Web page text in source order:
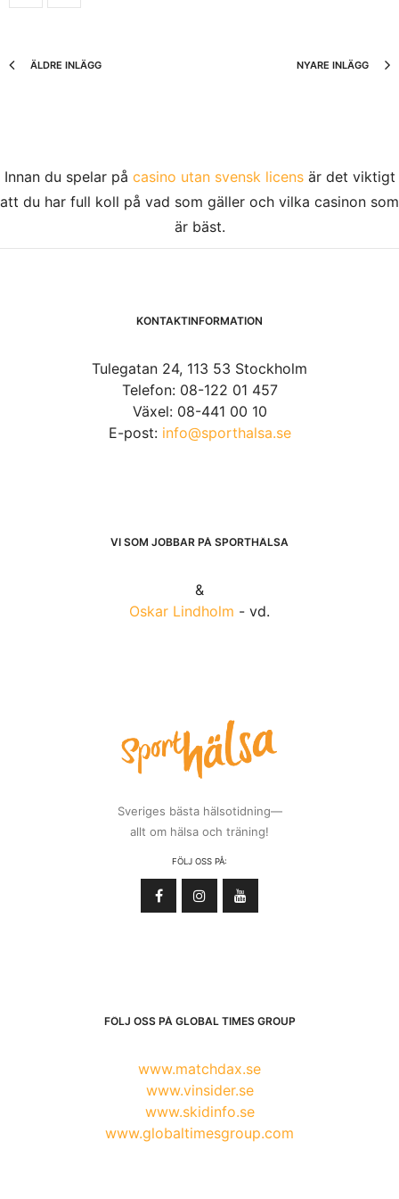
ÄLDRE INLÄGG NYARE INLÄGG
Innan du spelar på casino utan svensk licensär det viktigt
att du har full koll på vad som gäller och vilka casinon som
är bäst.
KONTAKTINFORMATION
Tulegatan 24, 113 53 Stockholm
Telefon: 08-122 01 457
Växel: 08-441 00 10
E-post: info@sporthalsa.se
VI SOM JOBBAR PÅ SPORTHÄLSA
&
Oskar Lindholm - vd.
Sveriges bästa hälsotidning—
allt om hälsa och träning!
FÖLJ OSS PÅ:
FÖLJ OSS PÅ GLOBAL TIMES GROUP
www.matchdax.se
www.vinsider.se
www.skidinfo.se
www.globaltimesgroup.com